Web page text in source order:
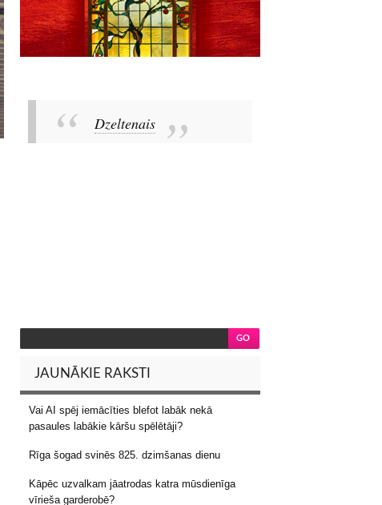
Dzeltenais
JAUNĀKIE RAKSTI
Vai AI spēj iemācīties blefot labāk nekā
pasaules labākie kāršu spēlētāji?
Rīga šogad svinēs 825. dzimšanas dienu
Kāpēc uzvalkam jāatrodas katra mūsdienīga
vīrieša garderobē?